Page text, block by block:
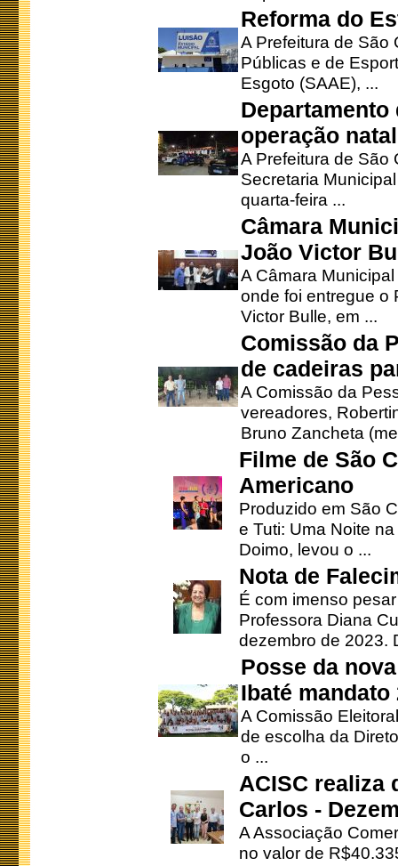
Reforma do
A Prefeitura de São
Públicas e de
Esgoto (SAAE), ...
operação
A Prefeitura de São
Secretaria
quarta-feira ...
Câmara
João Victor
A Câmara
onde foi entregue o
Victor Bulle, em ...
Comissão da
de cadeiras
A Comissão da
vereadores,
Bruno Zancheta
Filme de São
Americano
Produzido em São
e Tuti: Uma Noite
Doimo, levou o ...
Nota de
É com imenso
Professora Diana
dezembro de 2023.
Posse da
Ibaté mandato
A Comissão
de escolha da
o ...
ACISC realiza
Carlos -
A Associação
no valor de